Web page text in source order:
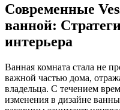
Современные
ванной:
интерьера
Ванная комната стала не
важной частью дома,
владельца. С течением
изменения в дизайне